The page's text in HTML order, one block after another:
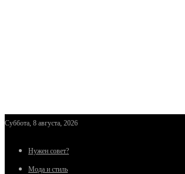
Суббота, 8 августа, 2026
Нужен совет?
Мода и стиль